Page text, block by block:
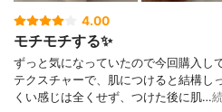
4.00
モチモチする✨
ずっと気になっていたので今回購入し
テクスチャーで、肌につけると結構し
くい感じは全くせず、つけた後に肌…